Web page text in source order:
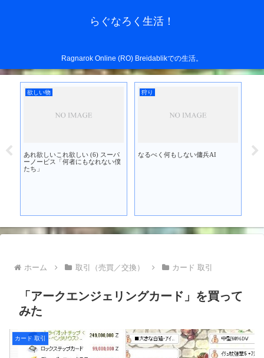
らぐなろく生活！
Ragnarok Online (RO) Breidablikでの生活。
欲しい物
あれ欲しいこれ欲しい (6) スーパ
ーノービス「何者にもなれない僕
たち」
狩り
なるべく何もしない傭兵AI
ホーム 取引（売買／交換） カード 取引
「アークエンジェリングカード」を買って
みた
カード 取引